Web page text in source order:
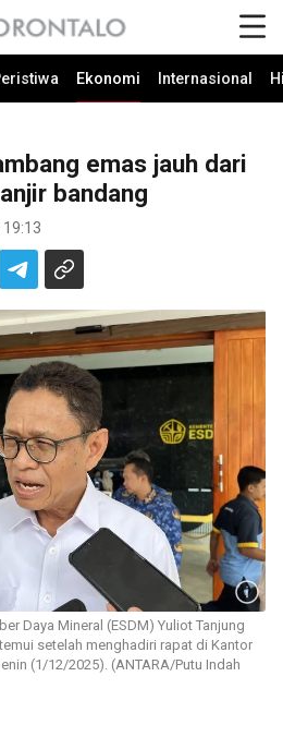
Ekonomi Internasional
emas jauh dari
bandang
Daya Mineral (ESDM) Yuliot Tanjung
setelah menghadiri rapat di Kantor
(1/12/2025). (ANTARA/Putu Indah